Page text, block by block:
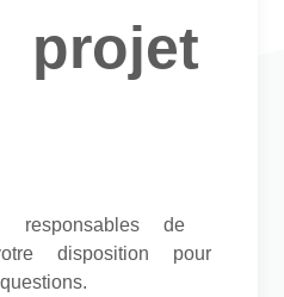
responsables de
disposition pour